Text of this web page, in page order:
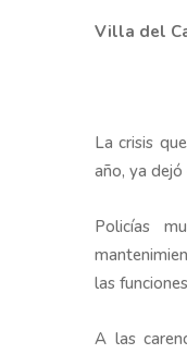
Villa del
La crisis
año, ya
Policías
las
A las